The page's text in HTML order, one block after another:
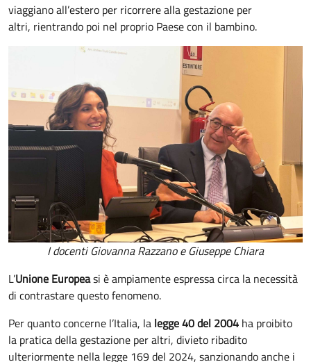
viaggiano all’estero per ricorrere alla gestazione per
altri, rientrando poi nel proprio Paese con il bambino.
I docenti Giovanna Razzano e Giuseppe Chiara
L’Unione Europeasi è ampiamente espressa circa la necessità
di contrastare questo fenomeno.
Per quanto concerne l’Italia, la legge 40 del 2004 ha proibito
la pratica della gestazione per altri, divieto ribadito
ulteriormente nella legge 169 del 2024, sanzionando anche i